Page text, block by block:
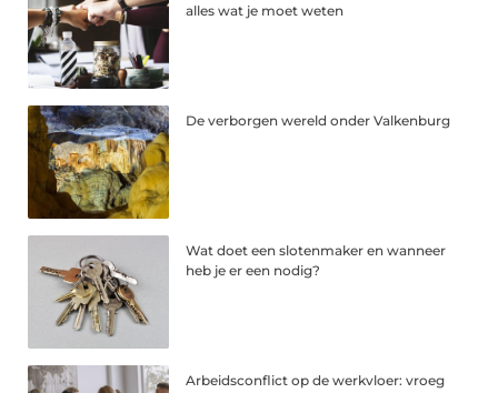
alles wat je moet weten
De verborgen wereld onder Valkenburg
Wat doet een slotenmaker en wanneer
heb je er een nodig?
Arbeidsconflict op de werkvloer: vroeg